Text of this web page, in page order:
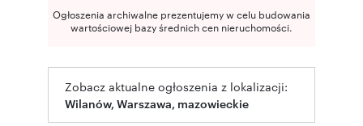
Ogłoszenia archiwalne prezentujemy w celu budowania
wartościowej bazy średnich cen nieruchomości.
Zobacz aktualne ogłoszenia z lokalizacji:
Wilanów, Warszawa, mazowieckie